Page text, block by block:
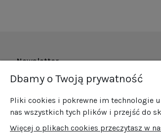
Newsletter
Zapisz się do naszego newslettera i bądź na
promocjami!
Dbamy o Twoją prywatność
Pliki cookies i pokrewne im technologie
nas wszystkich tych plików i przejść do
Więcej o plikach cookies przeczytasz w